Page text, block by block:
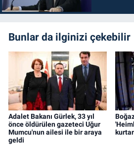
Bunlar da ilginizi çekebilir
Adalet Bakanı Gürlek, 33 yıl
önce öldürülen gazeteci Uğur
Mumcu'nun ailesi ile bir araya
geldi